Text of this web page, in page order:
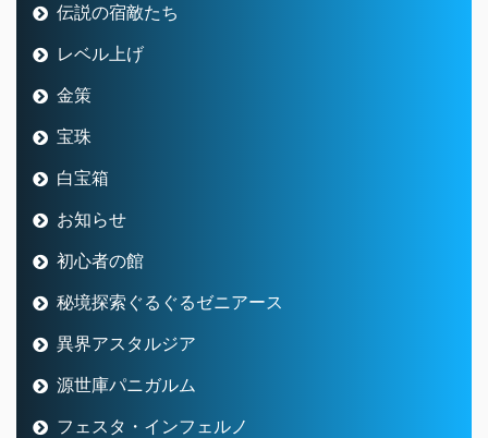
伝説の宿敵たち
レベル上げ
金策
宝珠
白宝箱
お知らせ
初心者の館
秘境探索ぐるぐるゼニアース
異界アスタルジア
源世庫パニガルム
フェスタ・インフェルノ